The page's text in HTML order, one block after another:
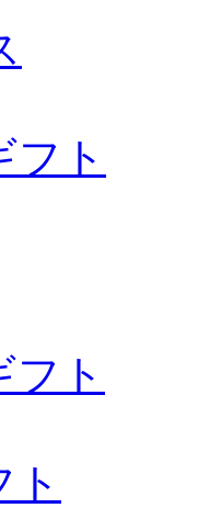
フト
フト
ト